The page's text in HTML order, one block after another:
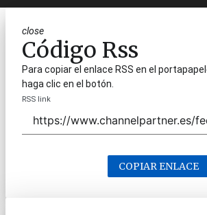
close
Código Rss
Para copiar el enlace RSS en el
haga clic en el botón.
RSS link
COPIAR ENLACE